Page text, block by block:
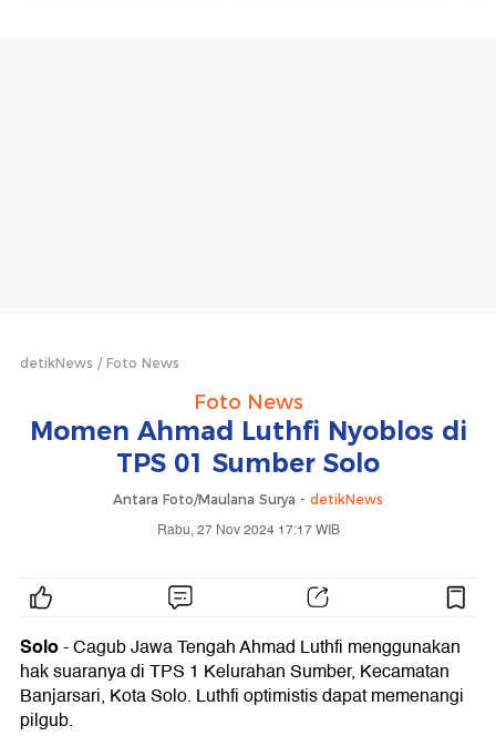
detikNews Foto News
Foto News
Momen Ahmad Luthfi Nyoblos di
TPS 01 Sumber Solo
Antara Foto/Maulana Surya - detikNews
Rabu, 27 Nov 2024 17:17 WIB
Solo- Cagub Jawa Tengah Ahmad Luthfi menggunakan
hak suaranya di TPS 1 Kelurahan Sumber, Kecamatan
Banjarsari, Kota Solo. Luthfi optimistis dapat memenangi
pilgub.